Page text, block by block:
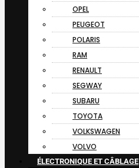
OPEL
PEUGEOT
POLARIS
RAM
RENAULT
SEGWAY
SUBARU
TOYOTA
VOLKSWAGEN
VOLVO
ÉLECTRONIQUE ET CÂBLAGE